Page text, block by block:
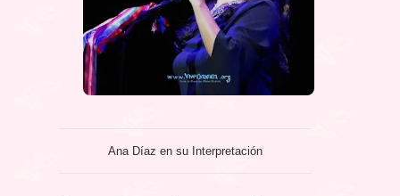
Ana Díaz en su Interpretación